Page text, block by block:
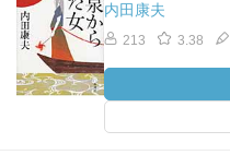
内田康夫
213 3.38